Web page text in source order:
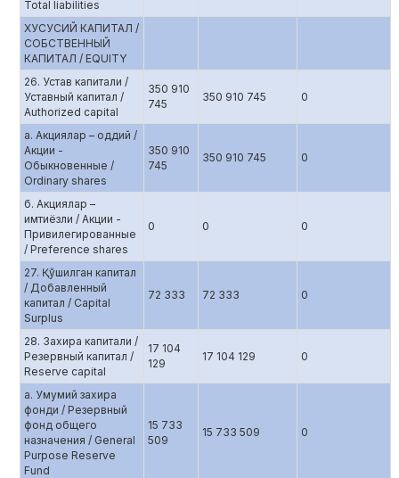
Total liabilities
ХУСУСИЙ КАПИТАЛ /
СОБСТВЕННЫЙ
КАПИТАЛ / EQUITY
26. Устав капитали /
Уставный капитал /
Authorized capital
350 910
745
350 910 745 0
а. Aкциялар – оддий /
Акции -
Обыкновенные /
Ordinary shares
350 910
745
350 910 745 0
б. Aкциялар –
имтиёзли / Акции -
Привилегированные
/ Preference shares
0 0 0
27. Қўшилган капитал
/ Добавленный
капитал / Capital
Surplus
72 333 72 333 0
28. Захира капитали /
Резервный капитал /
Reserve capital
17 104
129
17 104 129 0
а. Умумий захира
фонди / Резервный
фонд общего
назначения / General
Purpose Reserve
Fund
15 733
509
15 733 509 0